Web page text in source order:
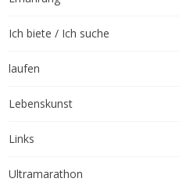
Ich biete / Ich suche
laufen
Lebenskunst
Links
Ultramarathon